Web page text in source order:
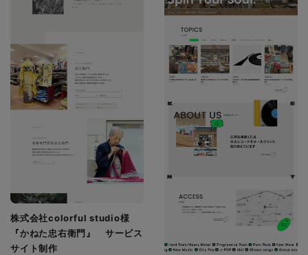
株式会社colorful studio様
『かねた忠右衛門』 サービス
サイト制作